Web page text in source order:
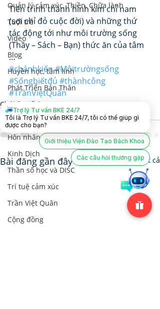
Quản lý cảm xúc, Thiền, Chữa lành
Tuổi trẻ
Video
Blog
Huyền học, tâm linh
Phát Triển Bản Thân
Nhân Tướng Học
Lãnh Đạo Doanh Nghiệp
Hôn nhân và Dạy con
Kinh Dịch
Thần số học và DISC
Trí tuệ cảm xúc
Trần Việt Quân
Cộng đồng
Tiến trình thành hình kim chỉ nam
(sợi chỉ đỏ cuộc đời) và những thứ
tác động tới như môi trường sống
(Thầy – Sách – Bạn) thức ăn của tâm
…
#chánhkiến #Môitrườngsống
#Sốngbiếtđủ #thànhcông
#TrầnViệtQuân
Chánh Kiến
Trí tuệ cảm xúc
Bài đăng gần đây Xem tất cả
Trợ lý Tư vấn BKE 24/7
Tôi là Trợ lý Tư vấn BKE 24/7, tôi có thể giúp gì
được cho bạn?
Giới thiệu Viện Đào Tạo Bách Khoa
Các câu hỏi thường gặp